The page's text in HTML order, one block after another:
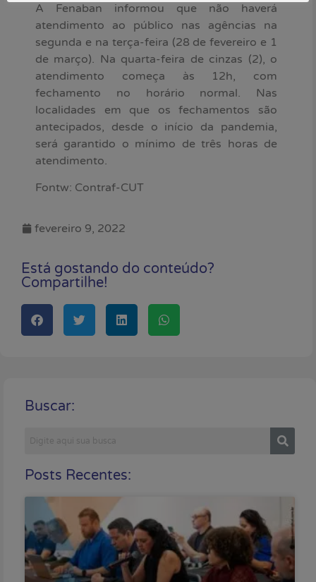
A Fenaban informou que não haverá
atendimento ao público nas agências na
segunda e na terça-feira (28 de fevereiro e 1
de março). Na quarta-feira de cinzas (2), o
atendimento começa às 12h, com
fechamento no horário normal. Nas
localidades em que os fechamentos são
antecipados, desde o início da pandemia,
será garantido o mínimo de três horas de
atendimento.
Fontw: Contraf-CUT
fevereiro 9, 2022
Está gostando do conteúdo?
Compartilhe!
Buscar:
Posts Recentes: